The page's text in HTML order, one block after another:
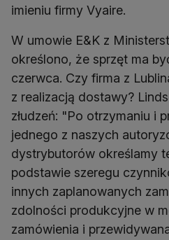
imieniu firmy Vyaire.
W umowie E&K z
określono, że sprzęt ma
czerwca. Czy firma z
z realizacją dostawy?
złudzeń: "Po otrzymaniu i
jednego z naszych
dystrybutorów określamy
podstawie szeregu
innych zaplanowanych
zdolności produkcyjne w
zamówienia i